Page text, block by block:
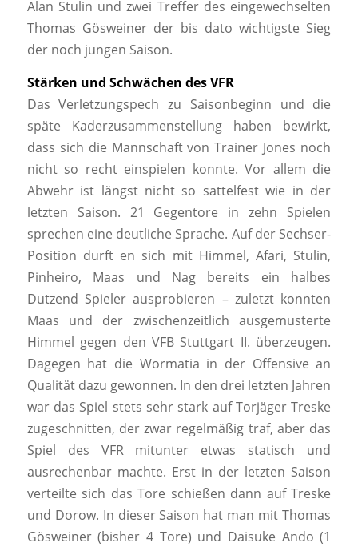
Alan Stulin und zwei Treffer des eingewechselten
Thomas Gösweiner der bis dato wichtigste Sieg
der noch jungen Saison.
Stärken und Schwächen des VFR
Das Verletzungspech zu Saisonbeginn und die
späte Kaderzusammenstellung haben bewirkt,
dass sich die Mannschaft von Trainer Jones noch
nicht so recht einspielen konnte. Vor allem die
Abwehr ist längst nicht so sattelfest wie in der
letzten Saison. 21 Gegentore in zehn Spielen
sprechen eine deutliche Sprache. Auf der Sechser-
Position durft en sich mit Himmel, Afari, Stulin,
Pinheiro, Maas und Nag bereits ein halbes
Dutzend Spieler ausprobieren – zuletzt konnten
Maas und der zwischenzeitlich ausgemusterte
Himmel gegen den VFB Stuttgart II. überzeugen.
Dagegen hat die Wormatia in der Offensive an
Qualität dazu gewonnen. In den drei letzten Jahren
war das Spiel stets sehr stark auf Torjäger Treske
zugeschnitten, der zwar regelmäßig traf, aber das
Spiel des VFR mitunter etwas statisch und
ausrechenbar machte. Erst in der letzten Saison
verteilte sich das Tore schießen dann auf Treske
und Dorow. In dieser Saison hat man mit Thomas
Gösweiner (bisher 4 Tore) und Daisuke Ando (1